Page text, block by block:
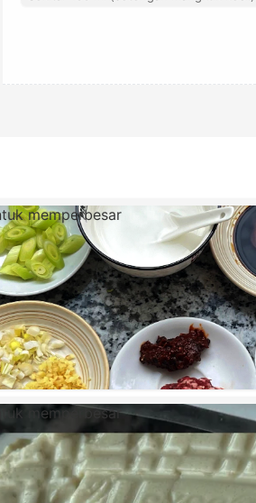
memperbesar
memperbesar